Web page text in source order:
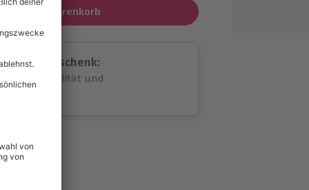
In den Warenkorb
Geschenk:
volle Flexibilität und
424 °P